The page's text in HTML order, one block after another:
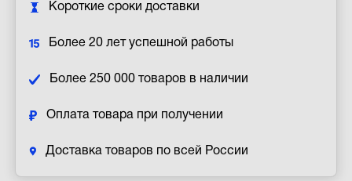
Короткие сроки доставки
Более 20 лет успешной работы
Более 250 000 товаров в наличии
Оплата товара при получении
Доставка товаров по всей России